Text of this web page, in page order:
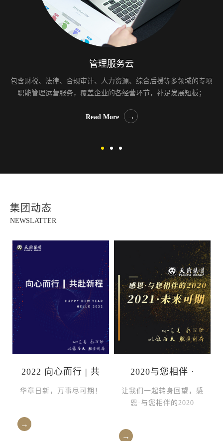
管理服务云
包含财税、法律、合规审计、人力资源、综合后援等多领域的专项
职能管理运营服务，覆盖企业的各经营环节，补足发展短板；
Read More →
Read More →
集团动态
NEWSLATTER
2022 向心而行 | 共
赴新程
华章日新，万事尽可期！
→
2020与您相伴 ·
2021未来可期
让我们一起转身回望，感
恩·与您相伴的2020
→